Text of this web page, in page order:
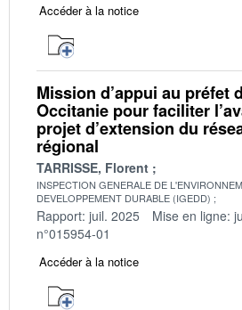
Accéder à la notice
Mission d’appui au préfet
Occitanie pour faciliter
projet d’extension du
régional
TARRISSE, Florent
INSPECTION GENERALE DE
DEVELOPPEMENT DURABLE (IGEDD)
Rapport: juil. 2025 Mise en ligne:
n°015954-01
Accéder à la notice